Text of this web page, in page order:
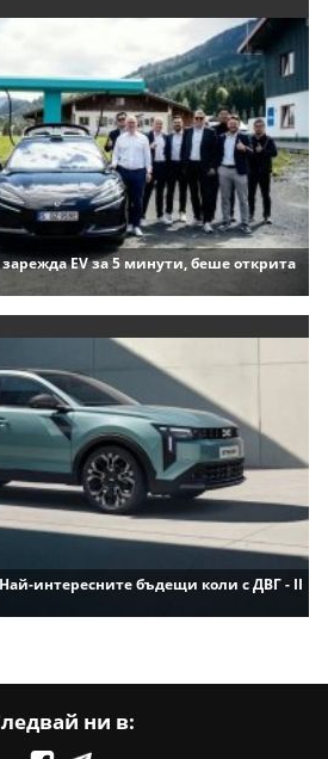
EV за 5 минути, беше открита
интересните бъдещи коли с ДВГ - II
ни в: